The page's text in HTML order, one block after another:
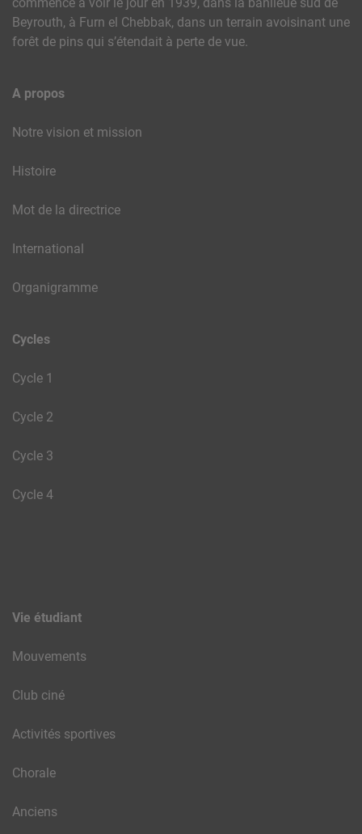
Beyrouth, à Furn el Chebbak, dans un terrain avoisinant une
forêt de pins qui s’étendait à perte de vue.
A propos
Notre vision et mission
Histoire
Mot de la directrice
International
Organigramme
Cycles
Cycle 1
Cycle 2
Cycle 3
Cycle 4
Vie étudiant
Mouvements
Club ciné
Activités sportives
Chorale
Anciens